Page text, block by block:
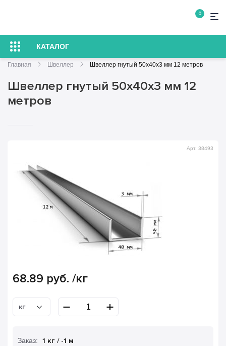
0
КАТАЛОГ
Главная Швеллер Швеллер гнутый 50х40х3 мм 12 метров
Швеллер гнутый 50х40х3 мм 12
метров
Арт. 38493
68.89 руб. /кг
кг
Заказ: 1 кг / -1 м